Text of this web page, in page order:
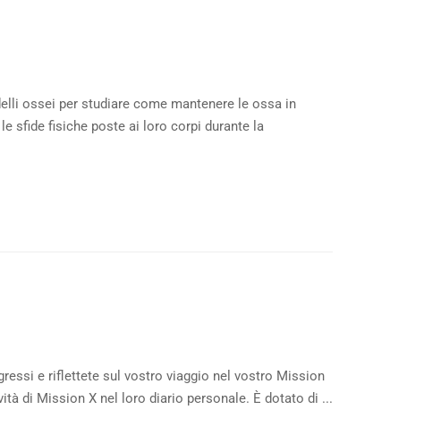
ossei per studiare come mantenere le ossa in
sfide fisiche poste ai loro corpi durante la
e riflettete sul vostro viaggio nel vostro Mission
di Mission X nel loro diario personale. È dotato di ...